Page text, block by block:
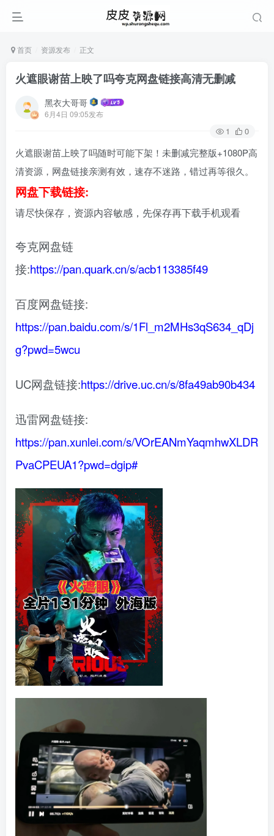
首页 资源发布 正文
火遮眼谢苗上映了吗夸克网盘链接高清无删减
黑衣大哥哥
6月4日 09:05发布
1 0
火遮眼谢苗上映了吗随时可能下架！未删减完整版+1080P高
清资源，网盘链接亲测有效，速存不迷路，错过再等很久。
网盘下载链接:
请尽快保存，资源内容敏感，先保存再下载手机观看
夸克网盘链
接:https://pan.quark.cn/s/acb113385f49
百度网盘链接:
https://pan.baidu.com/s/1Fl_m2MHs3qS634_qDj
g?pwd=5wcu
UC网盘链接:https://drive.uc.cn/s/8fa49ab90b434
迅雷网盘链接:
https://pan.xunlei.com/s/VOrEANmYaqmhwXLDR
PvaCPEUA1?pwd=dgip#